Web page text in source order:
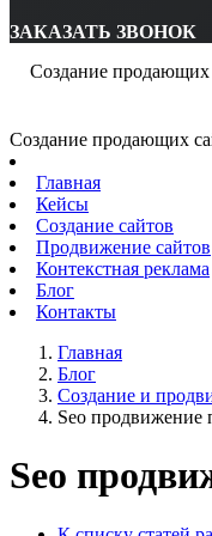
ЗАКАЗАТЬ ЗВОНОК
Создание продающих
Создание продающих
Главная
Кейсы
Создание сайтов
Продвижение сайтов
Контекстная реклама
Блог
Контакты
Главная
Блог
Создание и
Seo продвижение
Seo